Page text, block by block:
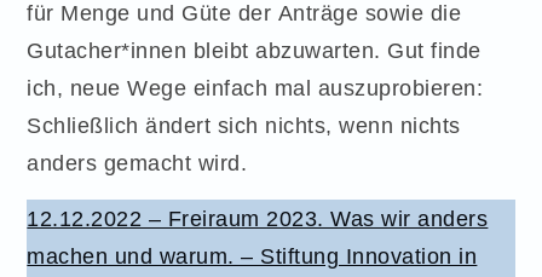
für Menge und Güte der Anträge sowie die
Gutacher*innen bleibt abzuwarten. Gut finde
ich, neue Wege einfach mal auszuprobieren:
Schließlich ändert sich nichts, wenn nichts
anders gemacht wird.
12.12.2022 – Freiraum 2023. Was wir anders
machen und warum. – Stiftung Innovation in